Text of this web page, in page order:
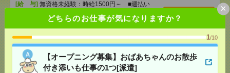
どちらのお仕事が気になりますか？
1/10
【オープニング募集】おばあちゃんのお散歩
付き添いも仕事の1つ[派遣]
×
[給 与] 無資格未経験：時給1500円～ ■週払い
交通費全額支給
[勤務地]巣鴨駅/目白駅/北池袋駅/…
2000円＊《在宅あり》経験いかせる！フォワーダー
で見積作成@錦糸町[派遣]